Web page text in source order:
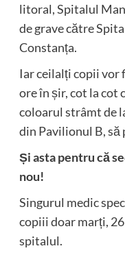
litoral, Spitalul
de grave către
Constanța.
Iar ceilalți copii vor
ore în șir, cot la cot
coloarul strâmt de
din Pavilionul B, să
Și asta pentru că
nou!
Singurul medic
copiii doar marți,
spitalul.